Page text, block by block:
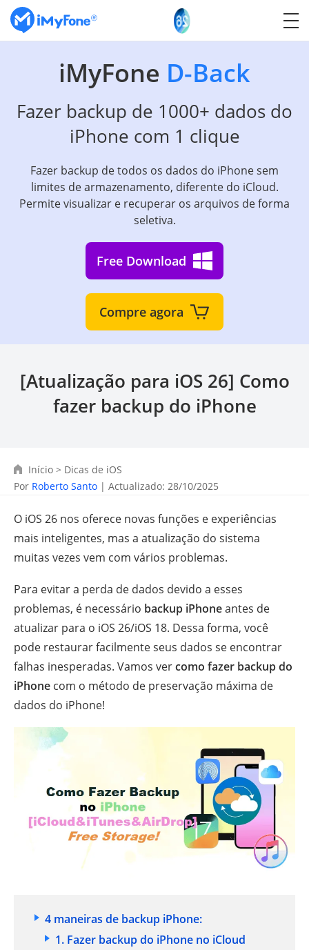
iMyFone D-Back
Fazer backup de 1000+ dados do
iPhone com 1 clique
Fazer backup de todos os dados do iPhone sem
limites de armazenamento, diferente do iCloud.
Permite visualizar e recuperar os arquivos de forma
seletiva.
Free Download
Compre agora
[Atualização para iOS 26] Como
fazer backup do iPhone
Início > Dicas de iOS
Por Roberto Santo | Actualizado: 28/10/2025
O iOS 26 nos oferece novas funções e experiências
mais inteligentes, mas a atualização do sistema
muitas vezes vem com vários problemas.
Para evitar a perda de dados devido a esses
problemas, é necessário backup iPhoneantes de
atualizar para o iOS 26/iOS 18. Dessa forma, você
pode restaurar facilmente seus dados se encontrar
falhas inesperadas. Vamos vercomo fazer backup do
iPhone com o método de preservação máxima de
dados do iPhone!
4 maneiras de backup iPhone:
1. Fazer backup do iPhone no iCloud